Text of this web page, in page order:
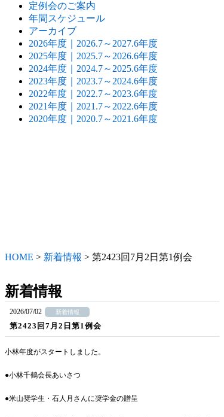
定例会のご案内
年間スケジュール
アーカイブ
2026年度｜2026.7～2027.6年度
2025年度｜2025.7～2026.6年度
2024年度｜2024.7～2025.6年度
2023年度｜2023.7～2024.6年度
2022年度｜2022.7～2023.6年度
2021年度｜2021.7～2022.6年度
2020年度｜2020.7～2021.6年度
HOME > 新着情報 > 第2423回7月2日第1例会
新着情報
2026/07/02 新着情報
第2423回7月2日第1例会
小林年度がスタートしました。
●小林千鶴会長あいさつ
●米山奨学生・石人月さんに奨学金の贈呈